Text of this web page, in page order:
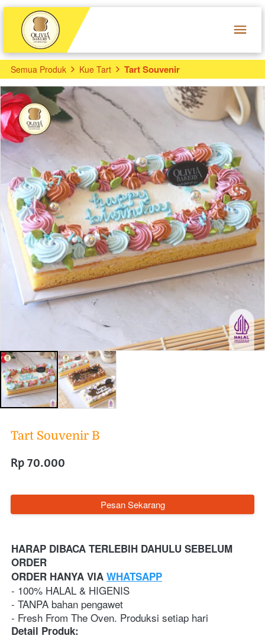
Semua Produk Kue Tart Tart Souvenir
Tart Souvenir B
Rp 70.000
`Pesan Sekarang
HARAP DIBACA TERLEBIH DAHULU SEBELUM
ORDER
ORDER HANYA VIA WHATSAPP
- 100% HALAL & HIGENIS
- TANPA bahan pengawet
- Fresh From The Oven. Produksi setiap hari
Detail Produk: